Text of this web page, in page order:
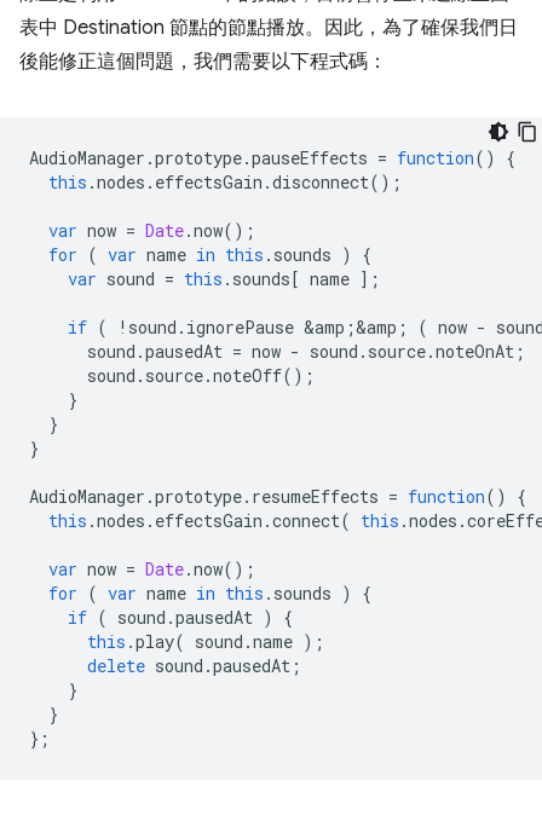
表中 Destination 節點的節點播放。因此，為了確保我們日
後能修正這個問題，我們需要以下程式碼：
AudioManager .prototype.pauseEffects = function()
{
this .nodes . effectsGain .disconnect();
var now = Date.now();
for ( var name in this . sounds )
{
var sound = this . sounds[ name ];
if ( ! sound . ignorePause &amp ;&amp ; ( now -
sound .pausedAt = now - sound . source.noteOnAt ;
sound . source.noteOff();
}
}
}
AudioManager .prototype. resumeEffects = function()
{
this .nodes . effectsGain .connect( this .nodes .
var now = Date.now();
for ( var name in this . sounds )
{
if ( sound .pausedAt )
{
this .play( sound .name );
delete sound .pausedAt ;
}
}
};